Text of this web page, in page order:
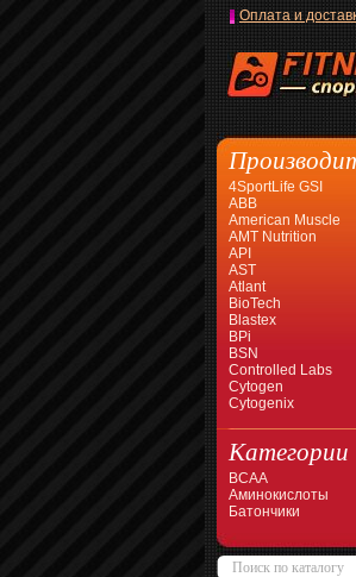
Оплата и
4SportLife GSI
ABB
American Muscle
AMT Nutrition
API
AST
Atlant
BioTech
Blastex
BPi
BSN
Controlled Labs
Cytogen
Cytogenix
Категории
BCAA
Аминокислоты
Батончики